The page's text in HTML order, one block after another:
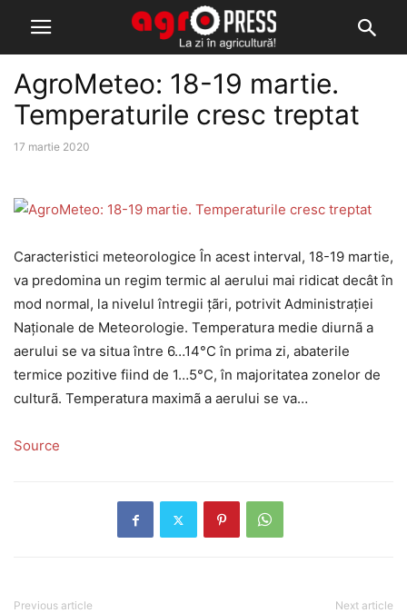
AgroMeteo: 18-19 martie.
Temperaturile cresc treptat
17 martie 2020
Caracteristici meteorologice În acest interval, 18-19 martie,
va predomina un regim termic al aerului mai ridicat decât în
mod normal, la nivelul întregii ţãri, potrivit Administrației
Naționale de Meteorologie. Temperatura medie diurnã a
aerului se va situa între 6…14°C în prima zi, abaterile
termice pozitive fiind de 1…5°C, în majoritatea zonelor de
culturã. Temperatura maximã a aerului se va…
Source
Previous article Next article